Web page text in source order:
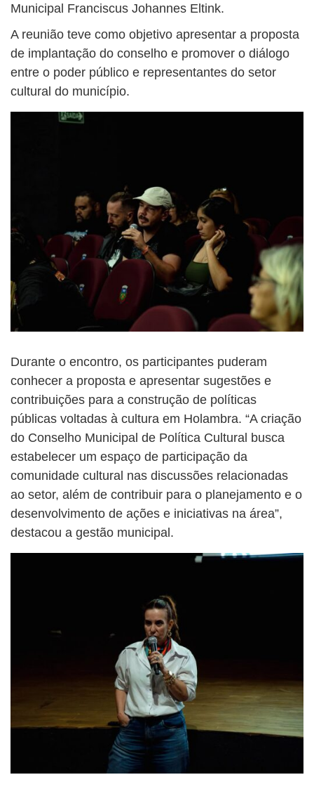
Municipal Franciscus Johannes Eltink.
A reunião teve como objetivo apresentar a proposta
de implantação do conselho e promover o diálogo
entre o poder público e representantes do setor
cultural do município.
Durante o encontro, os participantes puderam
conhecer a proposta e apresentar sugestões e
contribuições para a construção de políticas
públicas voltadas à cultura em Holambra. “A criação
do Conselho Municipal de Política Cultural busca
estabelecer um espaço de participação da
comunidade cultural nas discussões relacionadas
ao setor, além de contribuir para o planejamento e o
desenvolvimento de ações e iniciativas na área”,
destacou a gestão municipal.